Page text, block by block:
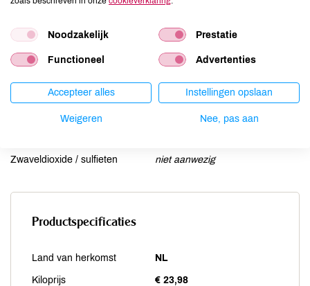
Noten
aanwezig
Schaaldieren
niet aanwezig
Selderij
niet aanwezig
Sesam
kan bevatten
Soja
kan bevatten
niet aanwezig
Zwaveldioxide / sulfieten
niet aanwezig
Productspecificaties
Land van herkomst NL
Kiloprijs € 23,98
Noodzakelijk Prestatie
Functioneel Advertenties
Accepteer alles Instellingen opslaan
Weigeren Nee, pas aan